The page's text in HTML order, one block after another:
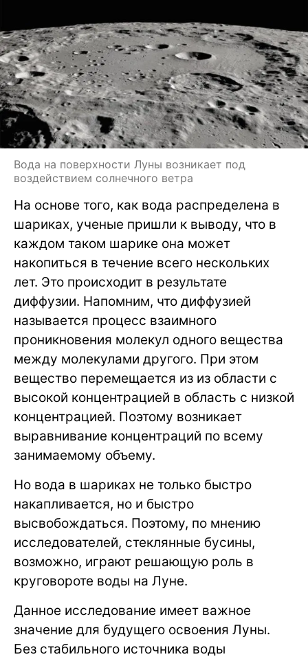
Вода на поверхности Луны возникает под
воздействием солнечного ветра
На основе того, как вода распределена в
шариках, ученые пришли к выводу, что в
каждом таком шарике она может
накопиться в течение всего нескольких
лет. Это происходит в результате
диффузии. Напомним, что диффузией
называется процесс взаимного
проникновения молекул одного вещества
между молекулами другого. При этом
вещество перемещается из из области с
высокой концентрацией в область с низкой
концентрацией. Поэтому возникает
выравнивание концентраций по всему
занимаемому объему.
Но вода в шариках не только быстро
накапливается, но и быстро
высвобождаться. Поэтому, по мнению
исследователей, стеклянные бусины,
возможно, играют решающую роль в
круговороте воды на Луне.
Данное исследование имеет важное
значение для будущего освоения Луны.
Без стабильного источника воды